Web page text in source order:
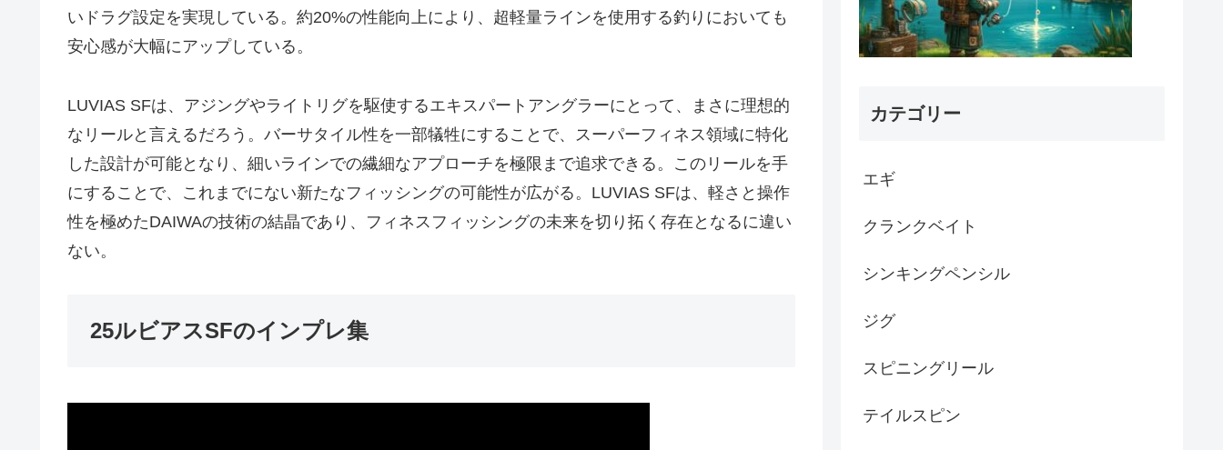
いドラグ設定を実現している。約20%の性能向上により、超軽量ラインを使用する釣りにおいても
安心感が大幅にアップしている。
LUVIAS SFは、アジングやライトリグを駆使するエキスパートアングラーにとって、まさに理想的
なリールと言えるだろう。バーサタイル性を一部犠牲にすることで、スーパーフィネス領域に特化
した設計が可能となり、細いラインでの繊細なアプローチを極限まで追求できる。このリールを手
にすることで、これまでにない新たなフィッシングの可能性が広がる。LUVIAS SFは、軽さと操作
性を極めたDAIWAの技術の結晶であり、フィネスフィッシングの未来を切り拓く存在となるに違い
ない。
25ルビアスSFのインプレ集
カテゴリー
エギ
クランクベイト
シンキングペンシル
ジグ
スピニングリール
テイルスピン